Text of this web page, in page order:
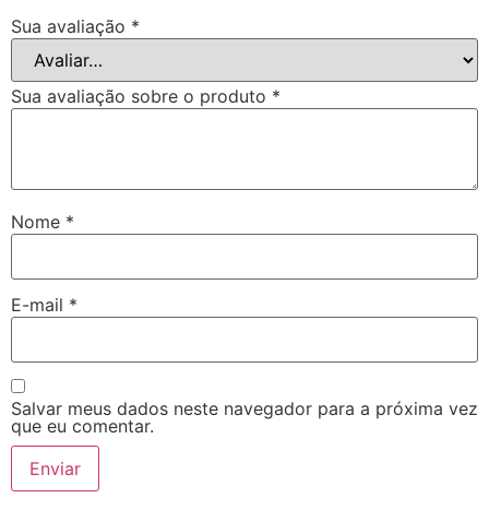
Sua avaliação *
Sua avaliação sobre o produto *
Nome *
E-mail *
Salvar meus dados neste navegador para a próxima vez
que eu comentar.